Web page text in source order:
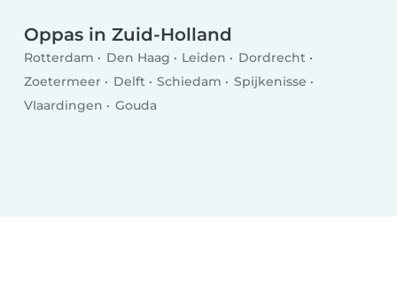
Oppas in Zuid-Holland
Rotterdam Den Haag Leiden
Dordrecht
Zoetermeer
Delft Schiedam
Spijkenisse
Vlaardingen
Gouda